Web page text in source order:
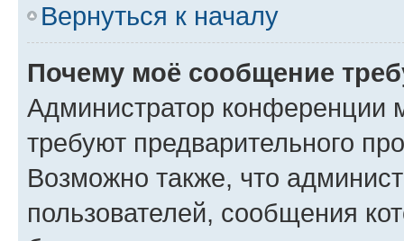
Вернуться к началу
Почему моё сообщение
Администратор конференции
требуют предварительного
Возможно также, что
пользователей, сообщения